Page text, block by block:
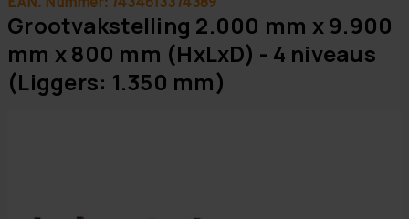
EAN. Nummer: 7434613374389
Grootvakstelling 2.000 mm x 9.900
mm x 800 mm (HxLxD) - 4 niveaus
(Liggers: 1.350 mm)